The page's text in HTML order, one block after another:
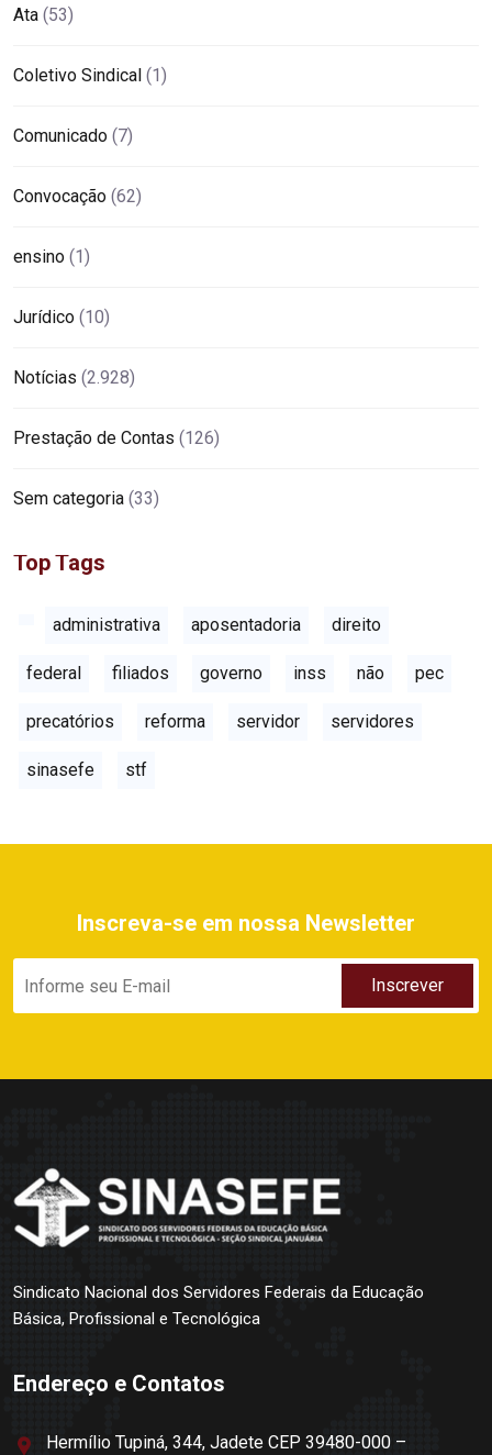
Ata (53)
Coletivo Sindical (1)
Comunicado (7)
Convocação (62)
ensino (1)
Jurídico (10)
Notícias (2.928)
Prestação de Contas (126)
Sem categoria (33)
Top Tags
administrativa aposentadoria direito
federal filiados governo inss não pec
precatórios reforma servidor servidores
sinasefe stf
Inscreva-se em nossa Newsletter
Sindicato Nacional dos Servidores Federais da Educação
Básica, Profissional e Tecnológica
Endereço e Contatos
Hermílio Tupiná, 344, Jadete CEP 39480-000 –